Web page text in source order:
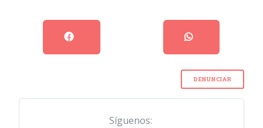
DENUNCIAR
Síguenos: